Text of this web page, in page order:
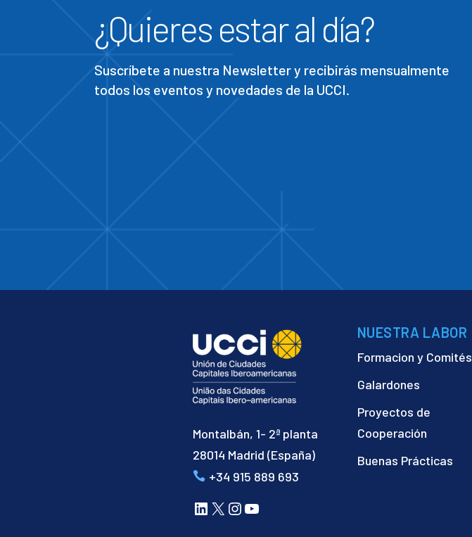
¿Quieres estar al día?
Suscríbete a nuestra Newsletter y recibirás mensualmente
todos los eventos y novedades de la UCCI.
Montalbán, 1- 2ª planta
28014 Madrid (España)
+34 915 889 693
LinkedIn
X Instagram
YouTube
NUESTRA LABOR
Formacion y Comités
Galardones
Proyectos de
Cooperación
Buenas Prácticas